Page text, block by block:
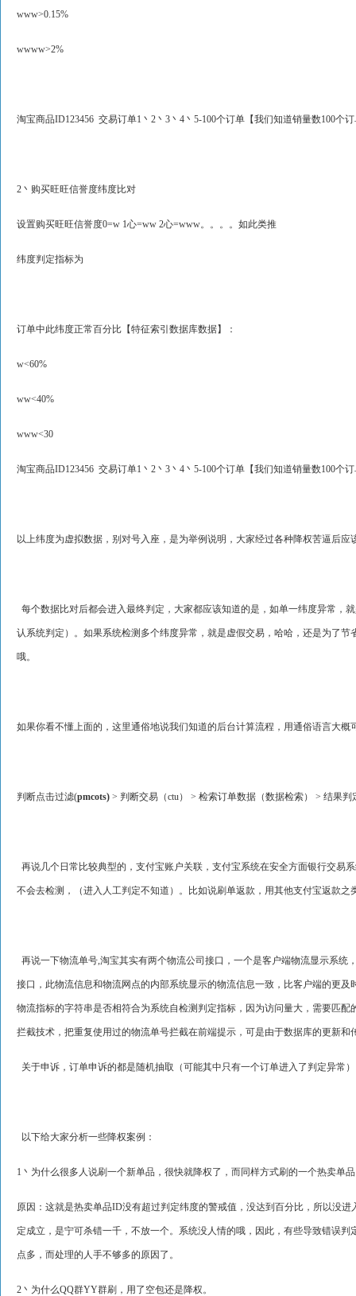
www>0.15%
wwww>2%
淘宝商品ID123456 交易订单1丶2丶3丶4丶5-100个订单【我们知道销量数100
2丶购买旺旺信誉度纬度比对
设置购买旺旺信誉度0=w 1心=ww 2心=www。。。。如此类推
纬度判定指标为
订单中此纬度正常百分比【特征索引数据库数据】：
w<60%
ww<40%
www<30
淘宝商品ID123456 交易订单1丶2丶3丶4丶5-100个订单【我们知道销量数100个
以上纬度为虚拟数据，别对号入座，是为举例说明，大家经过各种降权苦逼后
每个数据比对后都会进入最终判定，大家都应该知道的是，如单一纬度异常，
认系统判定）。如果系统检测多个纬度异常，就是虚假交易，哈哈，还是为了
哦。
如果你看不懂上面的，这里通俗地说我们知道的后台计算流程，用通俗语言大概
判断点击过滤(pmcots) > 判断交易（ctu） > 检索订单数据（数据检索） > 结果判
再说几个日常比较典型的，支付宝账户关联，支付宝系统在安全方面银行交易
不会去检测，（进入人工判定不知道）。比如说刷单返款，用其他支付宝返款之
再说一下物流单号,淘宝其实有两个物流公司接口，一个是客户端物流显示系
接口，此物流信息和物流网点的内部系统显示的物流信息一致，比客户端的更
物流指标的字符串是否相符合为系统自检测判定指标，因为访问量大，需要匹
拦截技术，把重复使用过的物流单号拦截在前端提示，可是由于数据库的更新
关于申诉，订单申诉的都是随机抽取（可能其中只有一个订单进入了判定异常
以下给大家分析一些降权案例：
1丶为什么很多人说刷一个新单品，很快就降权了，而同样方式刷的一个热卖单
原因：这就是热卖单品ID没有超过判定纬度的警戒值，没达到百分比，所以没
定成立，是宁可杀错一千，不放一个。系统没人情的哦，因此，有些导致错误
点多，而处理的人手不够多的原因了。
2丶为什么QQ群YY群刷，用了空包还是降权。